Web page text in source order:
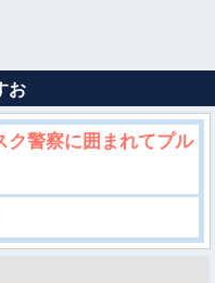
お
ク警察に囲まれてプル